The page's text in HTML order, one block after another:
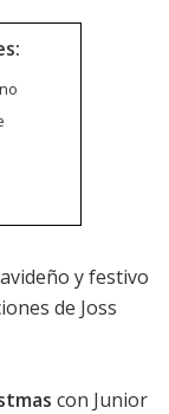
y festivo
de Joss
con Junior